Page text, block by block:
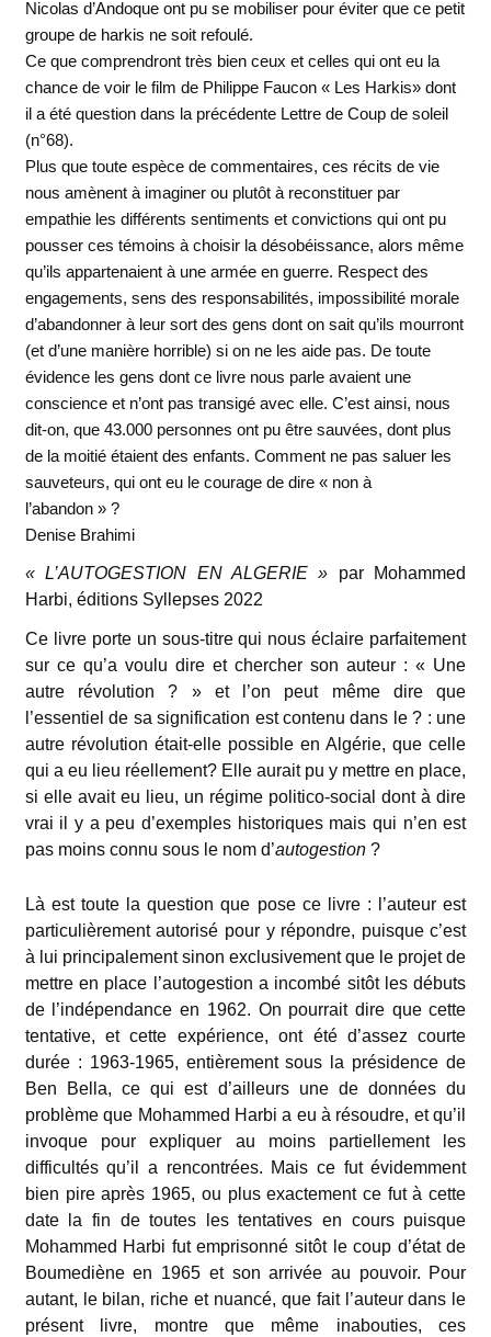
Nicolas d’Andoque ont pu se mobiliser pour éviter que ce petit
groupe de harkis ne soit refoulé.
Ce que comprendront très bien ceux et celles qui ont eu la
chance de voir le film de Philippe Faucon « Les Harkis» dont
il a été question dans la précédente Lettre de Coup de soleil
(n°68).
Plus que toute espèce de commentaires, ces récits de vie
nous amènent à imaginer ou plutôt à reconstituer par
empathie les différents sentiments et convictions qui ont pu
pousser ces témoins à choisir la désobéissance, alors même
qu’ils appartenaient à une armée en guerre. Respect des
engagements, sens des responsabilités, impossibilité morale
d’abandonner à leur sort des gens dont on sait qu’ils mourront
(et d’une manière horrible) si on ne les aide pas. De toute
évidence les gens dont ce livre nous parle avaient une
conscience et n’ont pas transigé avec elle. C’est ainsi, nous
dit-on, que 43.000 personnes ont pu être sauvées, dont plus
de la moitié étaient des enfants. Comment ne pas saluer les
sauveteurs, qui ont eu le courage de dire « non à
l’abandon » ?
Denise Brahimi
« L’AUTOGESTION EN ALGERIE » par Mohammed
Harbi, éditions Syllepses 2022
Ce livre porte un sous-titre qui nous éclaire parfaitement
sur ce qu’a voulu dire et chercher son auteur : « Une
autre révolution ? » et l’on peut même dire que
l’essentiel de sa signification est contenu dans le ? : une
autre révolution était-elle possible en Algérie, que celle
qui a eu lieu réellement? Elle aurait pu y mettre en place,
si elle avait eu lieu, un régime politico-social dont à dire
vrai il y a peu d’exemples historiques mais qui n’en est
pas moins connu sous le nom d’autogestion?
Là est toute la question que pose ce livre : l’auteur est
particulièrement autorisé pour y répondre, puisque c’est
à lui principalement sinon exclusivement que le projet de
mettre en place l’autogestion a incombé sitôt les débuts
de l’indépendance en 1962. On pourrait dire que cette
tentative, et cette expérience, ont été d’assez courte
durée : 1963-1965, entièrement sous la présidence de
Ben Bella, ce qui est d’ailleurs une de données du
problème que Mohammed Harbi a eu à résoudre, et qu’il
invoque pour expliquer au moins partiellement les
difficultés qu’il a rencontrées. Mais ce fut évidemment
bien pire après 1965, ou plus exactement ce fut à cette
date la fin de toutes les tentatives en cours puisque
Mohammed Harbi fut emprisonné sitôt le coup d’état de
Boumediène en 1965 et son arrivée au pouvoir. Pour
autant, le bilan, riche et nuancé, que fait l’auteur dans le
présent livre, montre que même inabouties, ces